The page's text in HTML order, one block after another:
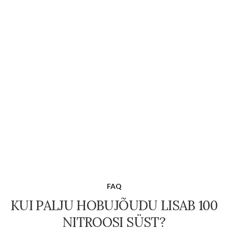
FAQ
KUI PALJU HOBUJÕUDU LISAB 100
NITROOSI SÜST?